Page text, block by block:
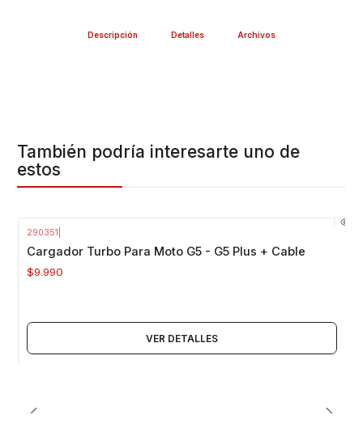
Descripción Detalles Archivos
También podría interesarte uno de
estos
290351
Cargador Turbo Para Moto G5 - G5 Plus + Cable
$9.990
VER DETALLES